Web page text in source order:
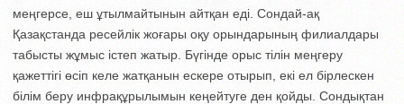
меңгер­се, еш ұтылмайтынын айтқан еді. Сондай-ақ
Қазақстанда ресейлік жоғары оқу орындарының филиалдары
табысты жұмыс істеп жатыр. Бүгінде орыс тілін меңгеру
қажеттігі өсіп келе жатқанын ескере отырып, екі ел бірлескен
білім беру инфрақұрылымын кеңейтуге ден қойды. Сондықтан